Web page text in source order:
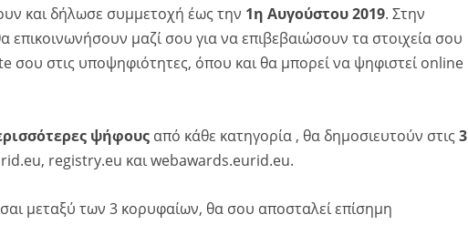
και δήλωσε συμμετοχή έως την 1η Αυγούστου 2019. Στην
επικοινωνήσουν μαζί σου για να επιβεβαιώσουν τα στοιχεία σου
σου στις υποψηφιότητες, όπου και θα μπορεί να ψηφιστεί online
ψήφους από κάθε κατηγορία , θα δημοσιευτούν στις 3
registry.eu και webawards.eurid.eu.
μεταξύ των 3 κορυφαίων, θα σου αποσταλεί επίσημη